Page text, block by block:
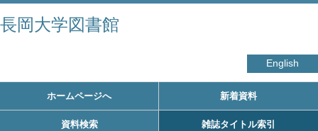
長岡大学図書館
English
ホームページへ 新着資料
資料検索 雑誌タイトル索引